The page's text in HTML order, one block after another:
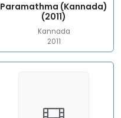
Paramathma (Kannada)
(2011)
Kannada
2011